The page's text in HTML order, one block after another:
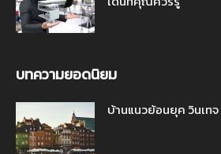
บทความยอดนิยม
บ้านแนวย้อนยุค วินเท